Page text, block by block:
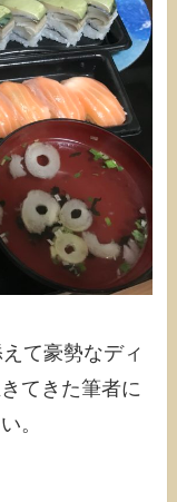
て豪勢なディ
てきた筆者に
。